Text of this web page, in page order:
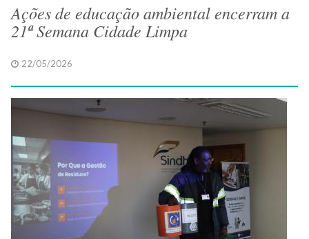
Ações de educação ambiental encerram a
21ª Semana Cidade Limpa
22/05/2026